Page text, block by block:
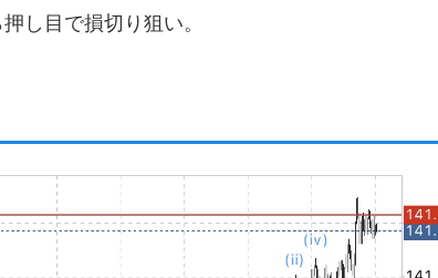
し目で損切り狙い。